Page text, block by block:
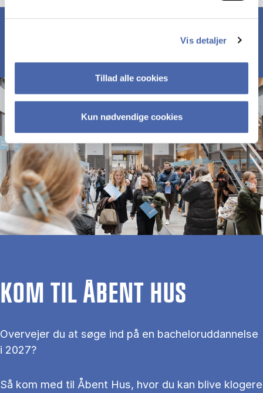
Vis detaljer
Tillad alle cookies
Kun nødvendige cookies
KOM TIL ÅBENT HUS
Overvejer du at søge ind på en bacheloruddannelse
i 2027?
Så kom med til Åbent Hus, hvor du kan blive klogere